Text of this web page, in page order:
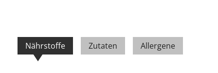
Nährstoffe Zutaten Allergene